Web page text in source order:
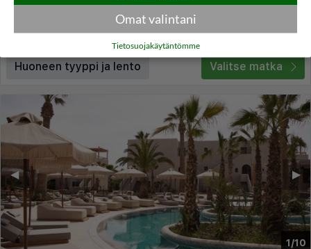
Meno:
la 05 syys 05:30
06:00
Yöt:
3
€733
lue lisää
Huoneen tyyppi ja lento Valitse matka
1/10
▶︎
◀︎
Omat valintani
Tietosuojakäytäntömme